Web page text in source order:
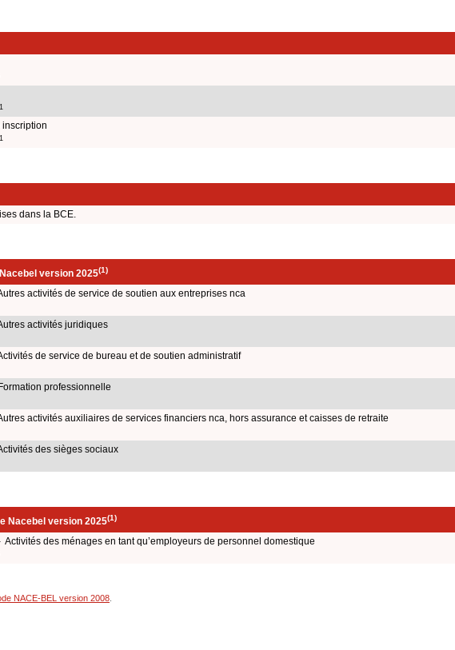
inscription
dans la BCE.
version 2025(1)
activités de service de soutien aux entreprises nca
activités juridiques
de service de bureau et de soutien administratif
professionnelle
activités auxiliaires de services financiers nca, hors assurance et caisses de retraite
des sièges sociaux
Nacebel version 2025(1)
Activités des ménages en tant qu’employeurs de personnel domestique
NACE-BEL version 2008